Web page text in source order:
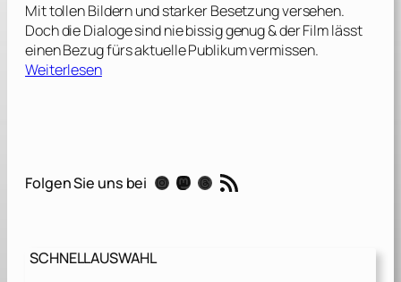
Mit tollen Bildern und starker Besetzung versehen.
Doch die Dialoge sind nie bissig genug & der Film lässt
einen Bezug fürs aktuelle Publikum vermissen.
Weiterlesen:
2
]
Folgen Sie uns bei Instagram Mastodon Threads RSS-Feed
SCHNELLAUSWAHL